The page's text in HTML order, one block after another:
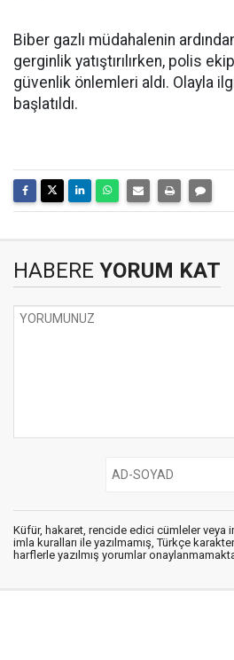
Biber gazlı müdahalenin
gerginlik yatıştırılırken, polis
güvenlik önlemleri aldı. Olayla
başlatıldı.
HABERE YORUM KAT
Küfür, hakaret, rencide edici cümleler veya
imla kuralları ile yazılmamış, Türkçe
harflerle yazılmış yorumlar